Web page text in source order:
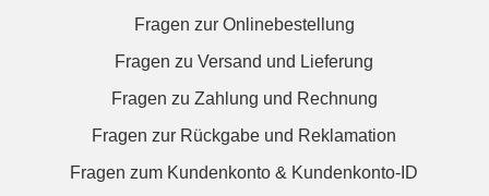
Fragen zur Onlinebestellung
Fragen zu Versand und Lieferung
Fragen zu Zahlung und Rechnung
Fragen zur Rückgabe und Reklamation
Fragen zum Kundenkonto & Kundenkonto-ID